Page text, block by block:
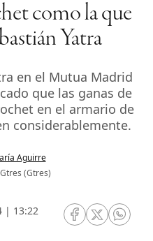
como la que
Yatra
en el Mutua Madrid
que las ganas de
en el armario de
considerablemente.
Aguirre
(Gtres)
| 13:22
RRSS Facebook
RRSSRRSS